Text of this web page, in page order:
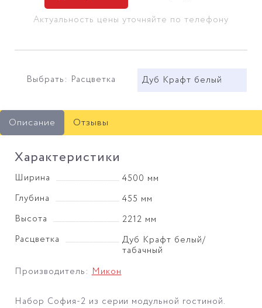
Актуальность цены уточняйте по телефону
Выбрать: Расцветка Дуб Крафт белый
Описание Отзывы
Характеристики
Ширина
4500 мм
Глубина
455 мм
Высота
2212 мм
Расцветка
Дуб Крафт белый/
табачный
Производитель:Микон
Набор София-2 из серии модульной гостиной.